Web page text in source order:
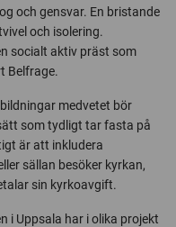
och gensvar. En bristande
och isolering.
socialt aktiv präst som
Belfrage.
medvetet bör
som tydligt tar fasta på
är att inkludera
sällan besöker kyrkan,
sin kyrkoavgift.
i Uppsala har i olika projekt